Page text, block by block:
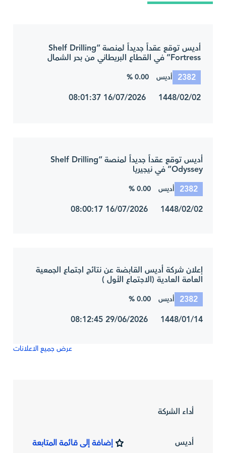
أديس توقع عقداً جديداً لمنصة “Shelf Drilling
Fortress” في القطاع البريطاني من بحر الشمال
2382 أديس 0.00 %
1448/02/02 16/07/2026 08:01:37
أديس توقع عقداً جديداً لمنصة “Shelf Drilling
Odyssey” في نيجيريا
2382 أديس 0.00 %
1448/02/02 16/07/2026 08:00:17
إعلان شركة أديس القابضة عن نتائج اجتماع الجمعية
العامة العادية (الاجتماع الأول )
2382 أديس 0.00 %
1448/01/14 29/06/2026 08:12:45
عرض جميع الاعلانات
أداء الشركة
أديس إضافة إلى قائمة المتابعة